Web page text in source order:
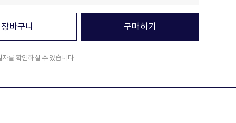
장바구니 구매하기
를 확인하실 수 있습니다.